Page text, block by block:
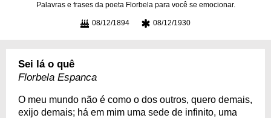
Palavras e frases da poeta Florbela para você se emocionar.
08/12/1894 08/12/1930
Sei lá o quê
Florbela Espanca
O meu mundo não é como o dos outros, quero demais,
exijo demais; há em mim uma sede de infinito, uma